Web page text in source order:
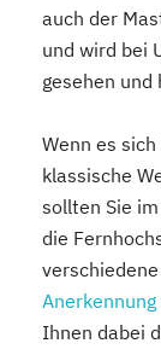
auch der
und wird bei
gesehen und
Wenn es
klassische
sollten Sie
die
Anerkennung
Ihnen dabei